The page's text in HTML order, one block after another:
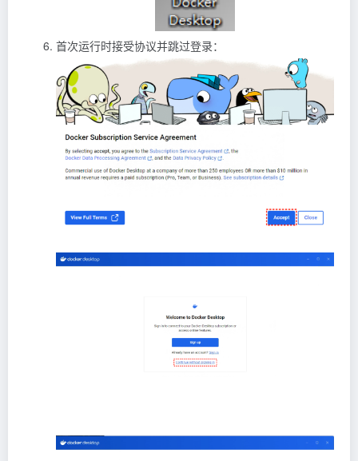
首次运行时接受协议并跳过登录：